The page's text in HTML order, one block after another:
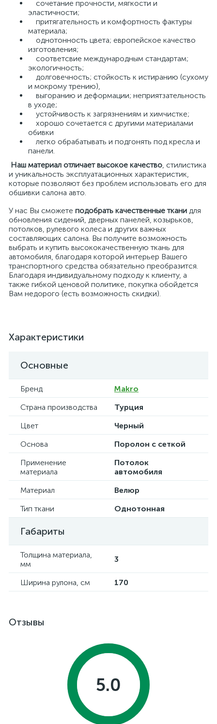
сочетание прочности, мягкости и
эластичности;
притягательность и комфортность фактуры
материала;
однотонность цвета; европейское качество
изготовления;
соответсвие международным стандартам;
экологичность;
долговечность; стойкость к истиранию (сухому
и мокрому трению),
выгоранию и деформации; неприятзательность
в уходе;
устойчивость к загрязнениям и химчистке;
хорошо сочетается с другими материалами
обивки
легко обрабатывать и подгонять под кресла и
панели.
Наш материал отличает высокое качество, стилистика
и уникальность эксплуатационных характеристик,
которые позволяют без проблем использовать его для
обшивки салона авто.
У нас Вы сможете подобрать качественные ткани для
обновления сидений, дверных панелей, козырьков,
потолков, рулевого колеса и других важных
составляющих салона. Вы получите возможность
выбрать и купить высококачественную ткань для
автомобиля, благодаря которой интерьер Вашего
транспортного средства обязательно преобразится.
Благодаря индивидуальному подходу к клиенту, а
также гибкой ценовой политике, покупка обойдется
Вам недорого (есть возможность скидки).
Характеристики
Основные
Бренд
Makro
Страна производства
Турция
Цвет
Черный
Основа
Поролон с сеткой
Применение
материала
Потолок
автомобиля
Материал
Велюр
Тип ткани
Однотонная
Габариты
Толщина материала,
мм
3
Ширина рулона, см 170
Отзывы
5.0